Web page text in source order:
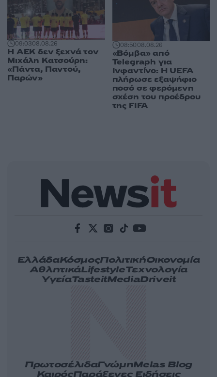
09:0308.08.26
Η ΑΕΚ δεν ξεχνά τον
Μιχάλη Κατσούρη:
«Πάντα, Παντού,
Παρών»
08:5008.08.26
«Βόμβα» από
Telegraph για
Ινφαντίνο: Η UEFA
πλήρωσε εξαψήφιο
ποσό σε φερόμενη
σχέση του προέδρου
της FIFA
ΕλλάδαΚόσμοςΠολιτικήΟικονομία
ΑθλητικάLifestyleΤεχνολογία
ΥγείαTasteitMediaDriveit
ΠρωτοσέλιδαΓνώμηMelas Blog
ΚαιρόςΠαράξενες Ειδήσεις